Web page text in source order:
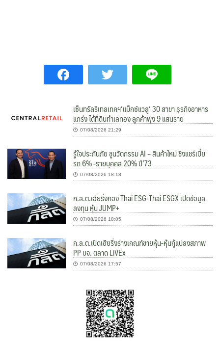
เซ็นทรัลรีเทลเทคฯ’แม็กซ์แวลู’ 30 สาขา ธุรกิจอาหาร
แกร่ง ได้ที่ดินทำเลทอง ลูกค้าพุ่ง 9 แสนราย
07/08/2026 21:29
รู้ใจประกันภัย ชูนวัตกรรม AI – สินค้าใหม่ ชิงแชร์เบี้ย
รถ 6% -รายบุคคล 20% ปี’73
07/08/2026 18:18
ก.ล.ต.เฮียริ่งกอง Thai ESG-Thai ESGX เปิดข้อมูล
ลงทุน หุ้น JUMP+
07/08/2026 18:05
ก.ล.ต.เปิดเฮียริ่งร่างเกณฑ์ขายหุ้น-หุ้นกู้แปลงสภาพ
PP บจ. ตลาด LiVEx
07/08/2026 17:57